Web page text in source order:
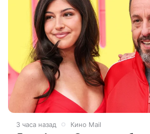
3 часа назад Кино Mail